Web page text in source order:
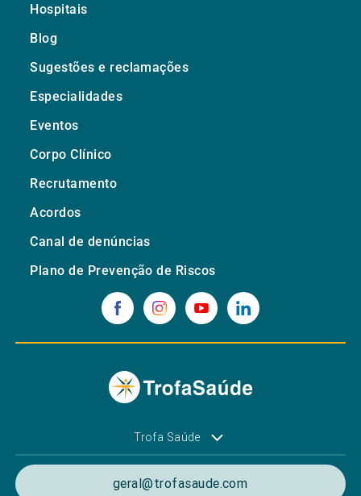
Hospitais
Blog
Sugestões e reclamações
Especialidades
Eventos
Corpo Clínico
Recrutamento
Acordos
Canal de denúncias
Plano de Prevenção de Riscos
Trofa Saúde
geral@trofasaude.com